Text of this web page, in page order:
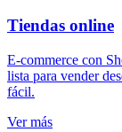
Tiendas online
E-commerce con
lista para vender
fácil.
Ver más